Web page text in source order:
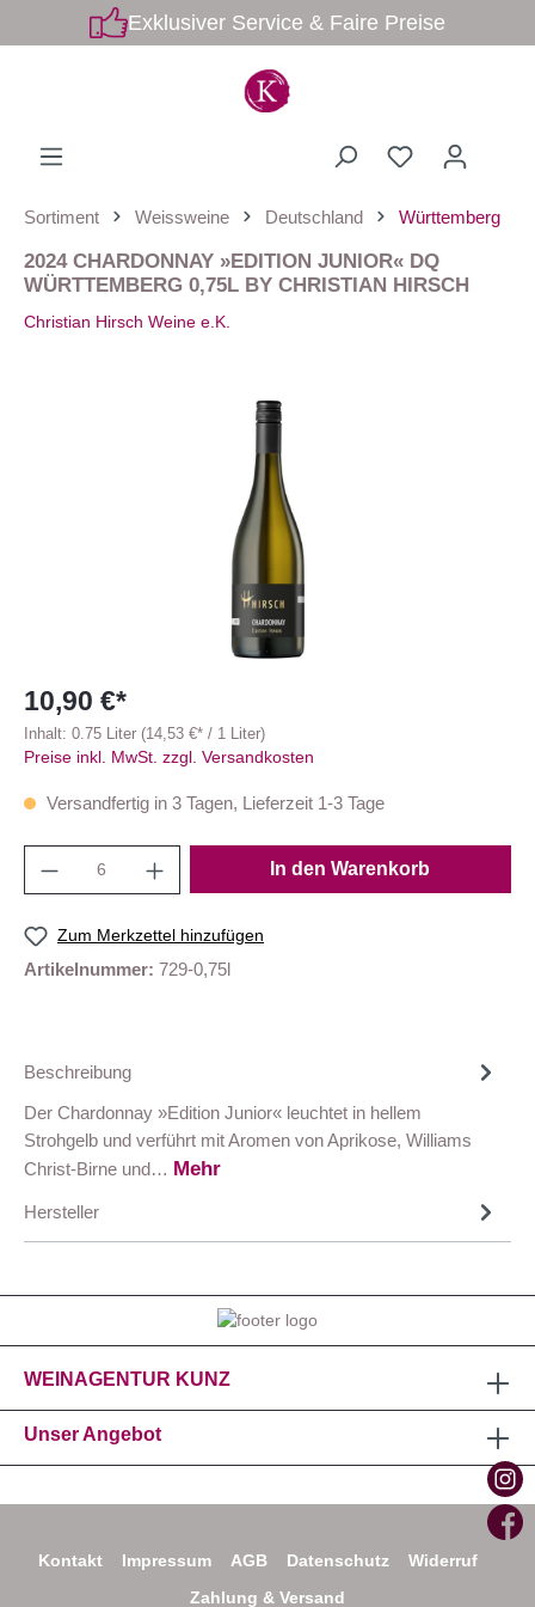
Exklusiver Service & Faire Preise
Sortiment Weissweine Deutschland Württemberg
2024 CHARDONNAY »EDITION JUNIOR« DQ
WÜRTTEMBERG 0,75L BY CHRISTIAN HIRSCH
Christian Hirsch Weine e.K.
10,90 €*
Inhalt: 0.75 Liter (14,53 €* / 1 Liter)
Preise inkl. MwSt. zzgl. Versandkosten
Versandfertig in 3 Tagen, Lieferzeit 1-3 Tage
In den Warenkorb
Zum Merkzettel hinzufügen
Artikelnummer: 729-0,75l
Beschreibung
Der Chardonnay »Edition Junior« leuchtet in hellem
Strohgelb und verführt mit Aromen von Aprikose, Williams
Christ-Birne und… Mehr
Hersteller
WEINAGENTUR KUNZ
Unser Angebot
Kontakt Impressum AGB Datenschutz
Widerruf
Zahlung & Versand